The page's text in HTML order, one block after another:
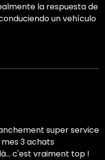
la respuesta de
un vehículo
super service
3 achats
c'est vraiment top !